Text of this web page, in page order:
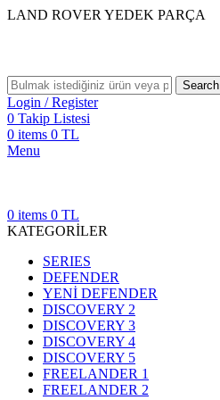
LAND ROVER YEDEK PARÇA
Search
Login / Register
0 Takip Listesi
0 items 0 TL
Menu
0 items 0 TL
KATEGORİLER
SERIES
DEFENDER
YENİ DEFENDER
DISCOVERY 2
DISCOVERY 3
DISCOVERY 4
DISCOVERY 5
FREELANDER 1
FREELANDER 2